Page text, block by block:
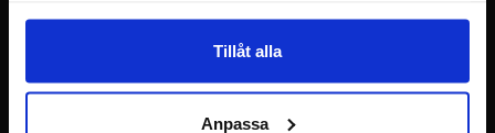
Tillåt alla
Anpassa
Sidfot Blandad info och länkar
Allmänt